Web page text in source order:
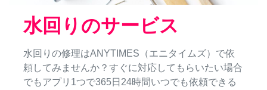
水回りのサービス
水回りの修理はANYTIMES（エニタイムズ）で依
頼してみませんか？すぐに対応してもらいたい場合
でもアプリ1つで365日24時間いつでも依頼できる